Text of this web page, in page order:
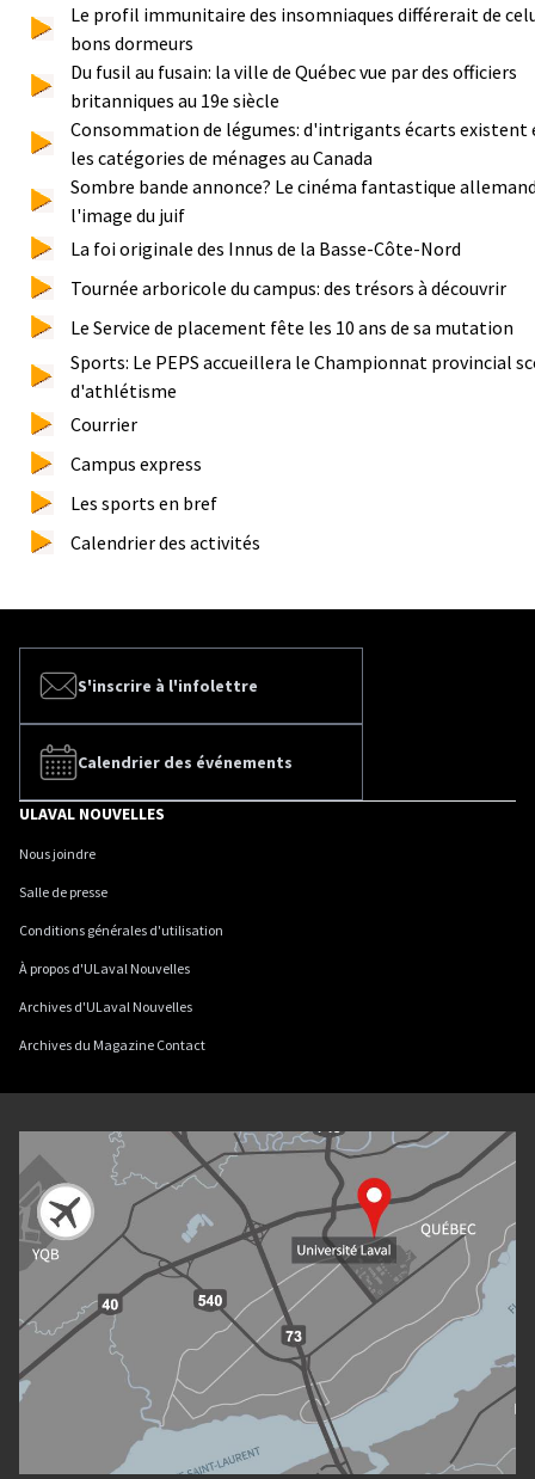
Le profil immunitaire des insomniaques différerait de
bons dormeurs
Du fusil au fusain: la ville de Québec vue par des officiers
britanniques au 19e siècle
Consommation de légumes: d'intrigants écarts existent
les catégories de ménages au Canada
Sombre bande annonce? Le cinéma fantastique
l'image du juif
La foi originale des Innus de la Basse-Côte-Nord
Tournée arboricole du campus: des trésors à découvrir
Le Service de placement fête les 10 ans de sa mutation
Sports: Le PEPS accueillera le Championnat provincial
d'athlétisme
Courrier
Campus express
Les sports en bref
Calendrier des activités
S'inscrire à l'infolettre
Calendrier des événements
ULAVAL NOUVELLES
Nous joindre
Salle de presse
Conditions générales d'utilisation
À propos d'ULaval Nouvelles
Archives d'ULaval Nouvelles
Archives du Magazine Contact